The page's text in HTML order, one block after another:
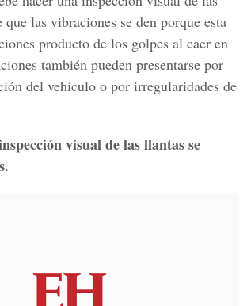
las vibraciones se den porque esta
producto de los golpes al caer en
también pueden presentarse por
del vehículo o por irregularidades de
visual de las llantas se